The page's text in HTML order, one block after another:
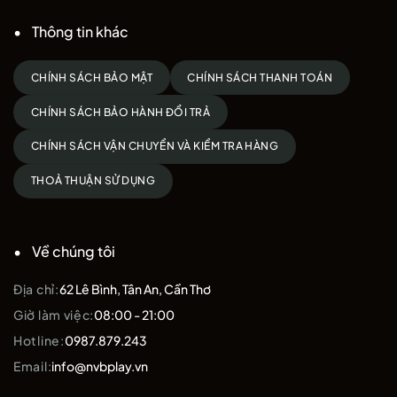
Thông tin khác
CHÍNH SÁCH BẢO MẬT CHÍNH SÁCH THANH TOÁN
CHÍNH SÁCH BẢO HÀNH ĐỔI TRẢ
CHÍNH SÁCH VẬN CHUYỂN VÀ KIỂM TRA HÀNG
THOẢ THUẬN SỬ DỤNG
Về chúng tôi
Địa chỉ:62 Lê Bình, Tân An, Cần Thơ
Giờ làm việc:08:00 - 21:00
Hotline:0987.879.243
Email:info@nvbplay.vn